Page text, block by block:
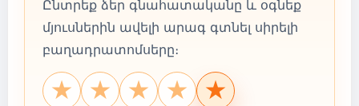
Ընտրեք ձեր գնահատականը և օգնեք
մյուսներին ավելի արագ գտնել սիրելի
բաղադրատոմսերը։
★
★
★
★
★